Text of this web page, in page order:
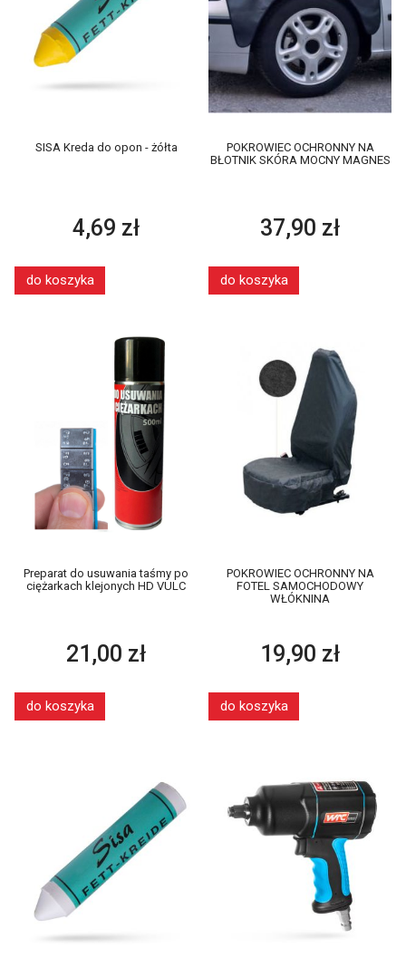
SISA Kreda do opon - żółta
4,69 zł
do koszyka
POKROWIEC OCHRONNY NA
BŁOTNIK SKÓRA MOCNY MAGNES
37,90 zł
do koszyka
Preparat do usuwania taśmy po
ciężarkach klejonych HD VULC
21,00 zł
do koszyka
POKROWIEC OCHRONNY NA
FOTEL SAMOCHODOWY
WŁÓKNINA
19,90 zł
do koszyka